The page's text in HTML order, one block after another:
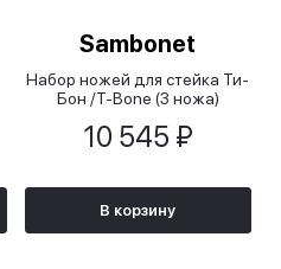
Sambonet
Набор ножей для стейка Ти-
Бон /T-Bone (3 ножа)
10 545 ₽
В корзину